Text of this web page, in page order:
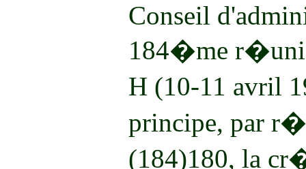
Conseil
184�me
H (10-11 avril
principe, par
(184)180, la